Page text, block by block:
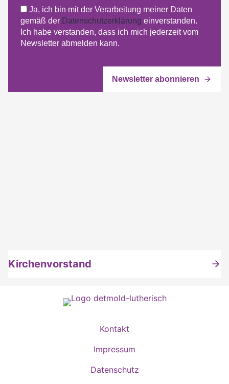
Ja, ich bin mit der Verarbeitung meiner Daten
gemäß der Datenschutzerklärung einverstanden.
Ich habe verstanden, dass ich mich jederzeit vom
Newsletter abmelden kann.
Kirchenvorstand
Kontakt
Impressum
Datenschutz